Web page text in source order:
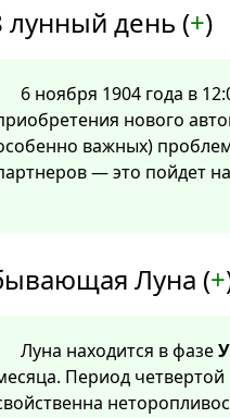
лунный день (+)
6 ноября 1904 года в
нового
важных)
— это пойдет
Луна (+
Луна находится в фазе
Период